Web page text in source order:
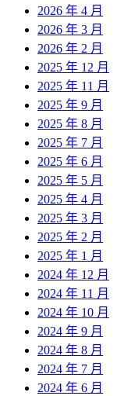
2026 年 4 月
2026 年 3 月
2026 年 2 月
2025 年 12 月
2025 年 11 月
2025 年 9 月
2025 年 8 月
2025 年 7 月
2025 年 6 月
2025 年 5 月
2025 年 4 月
2025 年 3 月
2025 年 2 月
2025 年 1 月
2024 年 12 月
2024 年 11 月
2024 年 10 月
2024 年 9 月
2024 年 8 月
2024 年 7 月
2024 年 6 月